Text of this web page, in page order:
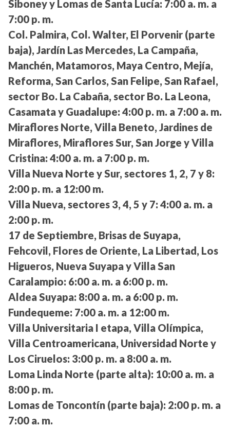
Siboney y Lomas de Santa Lucía: 7:00 a. m. a
7:00 p. m.
Col. Palmira, Col. Walter, El Porvenir (parte
baja), Jardín Las Mercedes, La Campaña,
Manchén, Matamoros, Maya Centro, Mejía,
Reforma, San Carlos, San Felipe, San Rafael,
sector Bo. La Cabaña, sector Bo. La Leona,
Casamata y Guadalupe: 4:00 p. m. a 7:00 a. m.
Miraflores Norte, Villa Beneto, Jardines de
Miraflores, Miraflores Sur, San Jorge y Villa
Cristina: 4:00 a. m. a 7:00 p. m.
Villa Nueva Norte y Sur, sectores 1, 2, 7 y 8:
2:00 p. m. a 12:00 m.
Villa Nueva, sectores 3, 4, 5 y 7: 4:00 a. m. a
2:00 p. m.
17 de Septiembre, Brisas de Suyapa,
Fehcovil, Flores de Oriente, La Libertad, Los
Higueros, Nueva Suyapa y Villa San
Caralampio: 6:00 a. m. a 6:00 p. m.
Aldea Suyapa: 8:00 a. m. a 6:00 p. m.
Fundequeme: 7:00 a. m. a 12:00 m.
Villa Universitaria I etapa, Villa Olímpica,
Villa Centroamericana, Universidad Norte y
Los Ciruelos: 3:00 p. m. a 8:00 a. m.
Loma Linda Norte (parte alta): 10:00 a. m. a
8:00 p. m.
Lomas de Toncontín (parte baja): 2:00 p. m. a
7:00 a. m.